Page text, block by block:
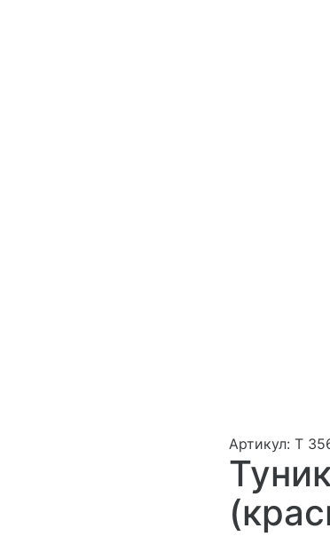
Артикул: Т